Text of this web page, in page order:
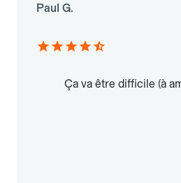
Paul G.
Ça va être difficile (à